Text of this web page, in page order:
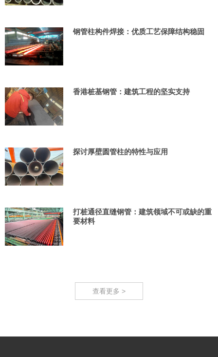
钢管柱构件焊接：优质工艺保障结构稳固
香港桩基钢管：建筑工程的坚实支持
探讨厚壁圆管柱的特性与应用
打桩通径直缝钢管：建筑领域不可或缺的重
要材料
查看更多 >